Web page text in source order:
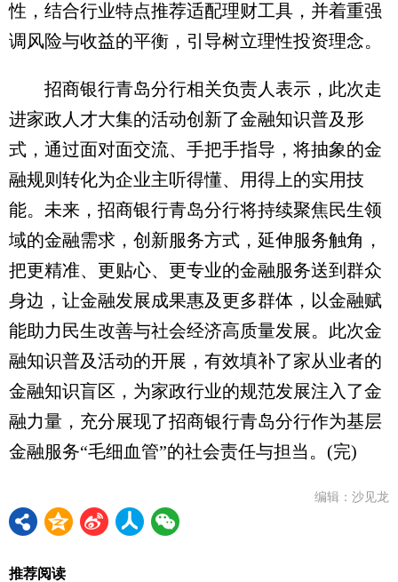
性，结合行业特点推荐适配理财工具，并着重强
调风险与收益的平衡，引导树立理性投资理念。
招商银行青岛分行相关负责人表示，此次走
进家政人才大集的活动创新了金融知识普及形
式，通过面对面交流、手把手指导，将抽象的金
融规则转化为企业主听得懂、用得上的实用技
能。未来，招商银行青岛分行将持续聚焦民生领
域的金融需求，创新服务方式，延伸服务触角，
把更精准、更贴心、更专业的金融服务送到群众
身边，让金融发展成果惠及更多群体，以金融赋
能助力民生改善与社会经济高质量发展。此次金
融知识普及活动的开展，有效填补了家从业者的
金融知识盲区，为家政行业的规范发展注入了金
融力量，充分展现了招商银行青岛分行作为基层
金融服务“毛细血管”的社会责任与担当。(完)
编辑：沙见龙
推荐阅读